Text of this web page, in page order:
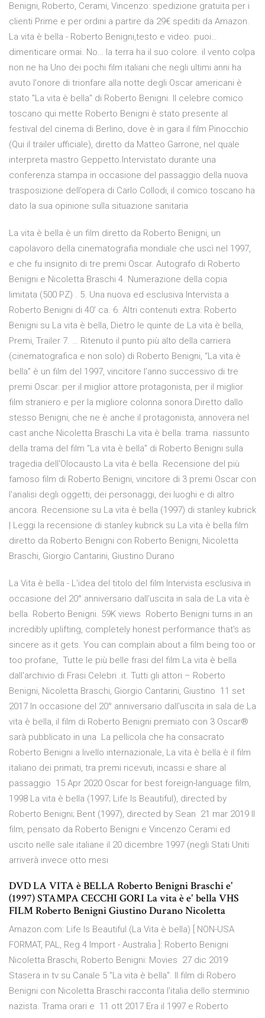
Benigni, Roberto, Cerami, Vincenzo: spedizione gratuita per i
clienti Prime e per ordini a partire da 29€ spediti da Amazon.
La vita è bella - Roberto Benigni,testo e video. puoi…
dimenticare ormai. No… la terra ha il suo colore. il vento colpa
non ne ha Uno dei pochi film italiani che negli ultimi anni ha
avuto l'onore di trionfare alla notte degli Oscar americani è
stato "La vita è bella" di Roberto Benigni. Il celebre comico
toscano qui mette Roberto Benigni è stato presente al
festival del cinema di Berlino, dove è in gara il film Pinocchio
(Qui il trailer ufficiale), diretto da Matteo Garrone, nel quale
interpreta mastro Geppetto.Intervistato durante una
conferenza stampa in occasione del passaggio della nuova
trasposizione dell’opera di Carlo Collodi, il comico toscano ha
dato la sua opinione sulla situazione sanitaria
La vita è bella è un film diretto da Roberto Benigni, un
capolavoro della cinematografia mondiale che uscì nel 1997,
e che fu insignito di tre premi Oscar. Autografo di Roberto
Benigni e Nicoletta Braschi 4. Numerazione della copia
limitata (500 PZ) . 5. Una nuova ed esclusiva Intervista a
Roberto Benigni di 40' ca. 6. Altri contenuti extra: Roberto
Benigni su La vita è bella, Dietro le quinte de La vita è bella,
Premi, Trailer 7. … Ritenuto il punto più alto della carriera
(cinematografica e non solo) di Roberto Benigni, “La vita è
bella” è un film del 1997, vincitore l’anno successivo di tre
premi Oscar: per il miglior attore protagonista, per il miglior
film straniero e per la migliore colonna sonora.Diretto dallo
stesso Benigni, che ne è anche il protagonista, annovera nel
cast anche Nicoletta Braschi La vita è bella: trama. riassunto
della trama del film "La vita è bella" di Roberto Benigni sulla
tragedia dell'Olocausto La vita è bella. Recensione del più
famoso film di Roberto Benigni, vincitore di 3 premi Oscar con
l'analisi degli oggetti, dei personaggi, dei luoghi e di altro
ancora. Recensione su La vita è bella (1997) di stanley kubrick
| Leggi la recensione di stanley kubrick su La vita è bella film
diretto da Roberto Benigni con Roberto Benigni, Nicoletta
Braschi, Giorgio Cantarini, Giustino Durano
La Vita è bella - L'idea del titolo del film Intervista esclusiva in
occasione del 20° anniversario dall'uscita in sala de La vita è
bella. Roberto Benigni. 59K views Roberto Benigni turns in an
incredibly uplifting, completely honest performance that's as
sincere as it gets. You can complain about a film being too or
too profane, Tutte le più belle frasi del film La vita è bella
dall'archivio di Frasi Celebri .it. Tutti gli attori – Roberto
Benigni, Nicoletta Braschi, Giorgio Cantarini, Giustino 11 set
2017 In occasione del 20° anniversario dall'uscita in sala de La
vita è bella, il film di Roberto Benigni premiato con 3 Oscar®
sarà pubblicato in una La pellicola che ha consacrato
Roberto Benigni a livello internazionale, La vita è bella è il film
italiano dei primati, tra premi ricevuti, incassi e share al
passaggio 15 Apr 2020 Oscar for best foreign-language film,
1998 La vita è bella (1997; Life Is Beautiful), directed by
Roberto Benigni; Bent (1997), directed by Sean 21 mar 2019 Il
film, pensato da Roberto Benigni e Vincenzo Cerami ed
uscito nelle sale italiane il 20 dicembre 1997 (negli Stati Uniti
arriverà invece otto mesi
DVD LA VITA è BELLA Roberto Benigni Braschi e'
(1997) STAMPA CECCHI GORI La vita è e' bella VHS
FILM Roberto Benigni Giustino Durano Nicoletta
Amazon.com: Life Is Beautiful (La Vita è bella) [ NON-USA
FORMAT, PAL, Reg.4 Import - Australia ]: Roberto Benigni
Nicoletta Braschi, Roberto Benigni: Movies 27 dic 2019
Stasera in tv su Canale 5 "La vita è bella". Il film di Robero
Benigni con Nicoletta Braschi racconta l'italia dello sterminio
nazista. Trama orari e 11 ott 2017 Era il 1997 e Roberto